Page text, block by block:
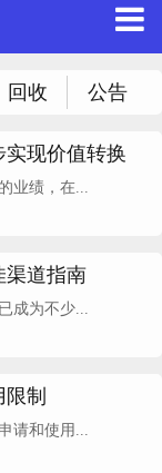
回收 公告
现价值转换
业绩，在...
渠道指南
成为不少...
制
请和使用...